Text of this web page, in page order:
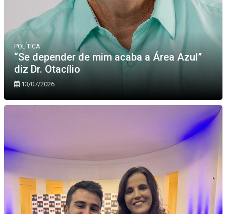
POLÍTICA
“Se depender de mim acaba a Área Azul”
diz Dr. Otacílio
13/07/2026